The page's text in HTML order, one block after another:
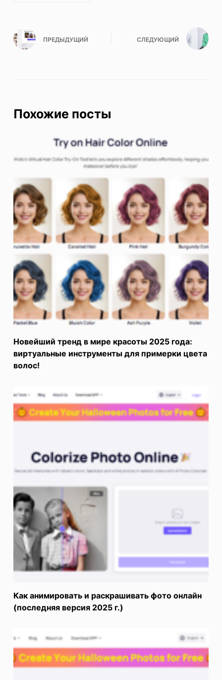
ПРЕДЫДУЩИЙ СЛЕДУЮЩИЙ
Похожие посты
Новейший тренд в мире красоты 2025 года:
виртуальные инструменты для примерки цвета
волос!
Как анимировать и раскрашивать фото онлайн
(последняя версия 2025 г.)